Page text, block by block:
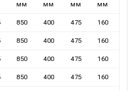
мм
мм
мм
мм
850 400 475 160
850 400 475 160
850 400 475 160
850 400 475 160